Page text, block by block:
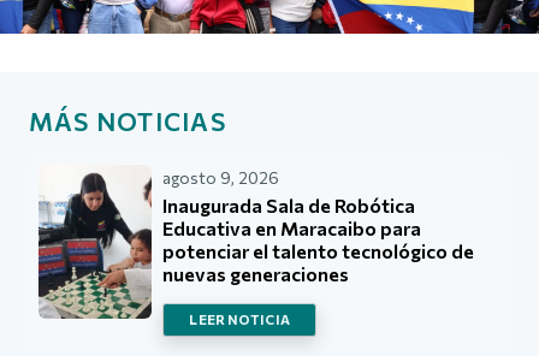
MÁS NOTICIAS
agosto 9, 2026
Inaugurada Sala de Robótica
Educativa en Maracaibo para
potenciar el talento tecnológico de
nuevas generaciones
LEER NOTICIA